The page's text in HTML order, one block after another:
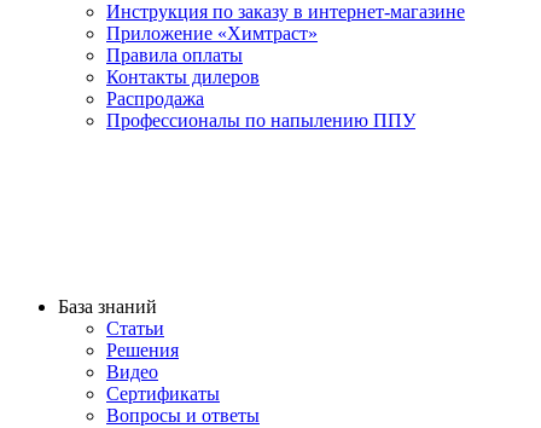
Инструкция по заказу в интернет-магазине
Приложение «Химтраст»
Правила оплаты
Контакты дилеров
Распродажа
Профессионалы по напылению ППУ
База знаний
Статьи
Решения
Видео
Сертификаты
Вопросы и ответы